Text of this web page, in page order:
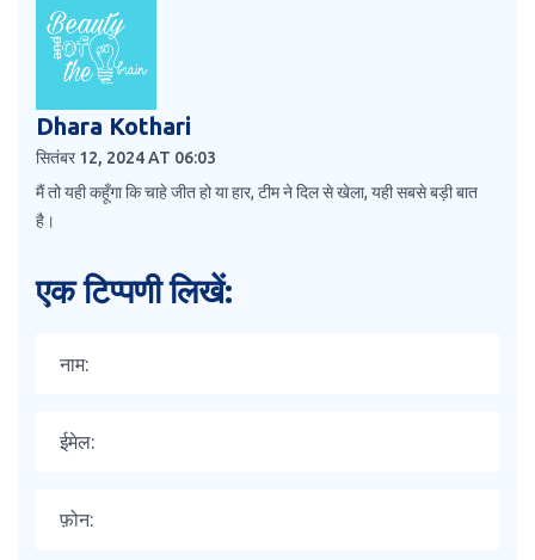
Dhara Kothari
सितंबर 12, 2024 AT 06:03
मैं तो यही कहूँगा कि चाहे जीत हो या हार, टीम ने दिल से खेला, यही सबसे बड़ी बात
है।
एक टिप्पणी लिखें: